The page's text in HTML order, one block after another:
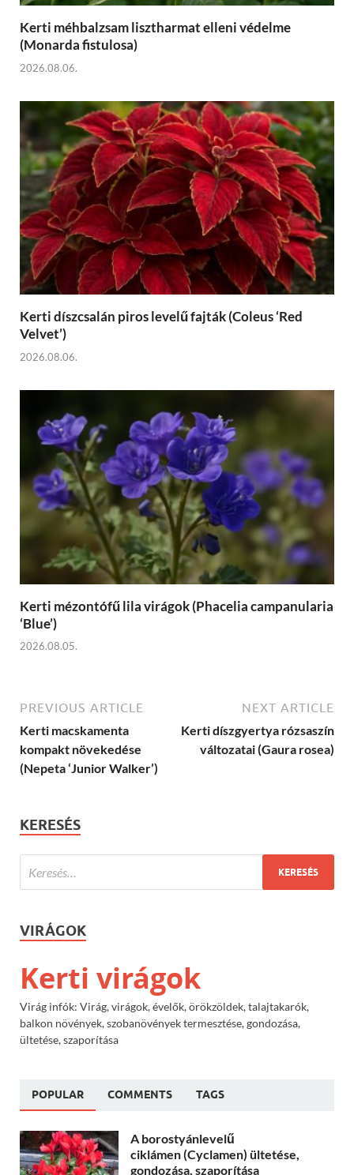
Kerti méhbalzsam lisztharmat elleni védelme
(Monarda fistulosa)
2026.08.06.
Kerti díszcsalán piros levelű fajták (Coleus ‘Red
Velvet’)
2026.08.06.
Kerti mézontófű lila virágok (Phacelia campanularia
‘Blue’)
2026.08.05.
PREVIOUS ARTICLE
Kerti macskamenta
kompakt növekedése
(Nepeta ‘Junior Walker’)
NEXT ARTICLE
Kerti díszgyertya rózsaszín
változatai (Gaura rosea)
KERESÉS
VIRÁGOK
Kerti virágok
Virág infók: Virág, virágok, évelők, örökzöldek, talajtakarók,
balkon növények, szobanövények termesztése, gondozása,
ültetése, szaporítása
POPULAR COMMENTS TAGS
A borostyánlevelű
ciklámen (Cyclamen) ültetése,
gondozása, szaporítása